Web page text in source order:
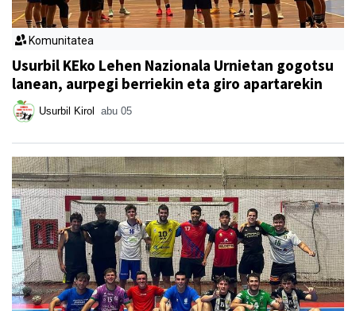
Komunitatea
Usurbil KEko Lehen Nazionala Urnietan gogotsu
lanean, aurpegi berriekin eta giro apartarekin
Usurbil Kirol abu 05